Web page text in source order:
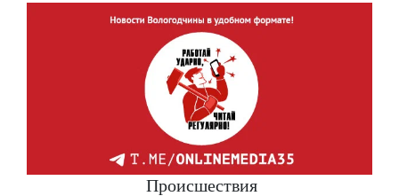
Происшествия